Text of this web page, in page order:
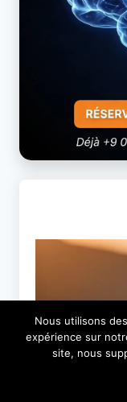
Nous utilisons
expérience sur
site, nous